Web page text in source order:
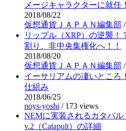
メージキャラクターに就任！
2018/08/22
仮想通貨ＪＡＰＡＮ編集部 /
リップル（XRP）の逆襲！
割り、非中央集権化へ！！
2018/08/20
仮想通貨ＪＡＰＡＮ編集部 /
イーサリアムの凄いところ
仕組み
2018/06/25
noys-yoshi / 173 views
NEMに実装されるカタパル
v.2（Catapult）の詳細